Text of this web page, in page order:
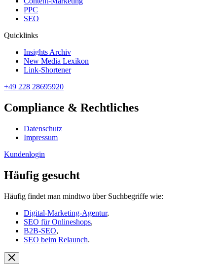
PPC
SEO
Quicklinks
Insights Archiv
New Media Lexikon
Link-Shortener
+49 228 28695920
Compliance & Rechtliches
Datenschutz
Impressum
Kundenlogin
Häufig gesucht
Häufig findet man mindtwo über Suchbegriffe wie:
Digital-Marketing-Agentur,
SEO für Onlineshops,
B2B-SEO,
SEO beim Relaunch.